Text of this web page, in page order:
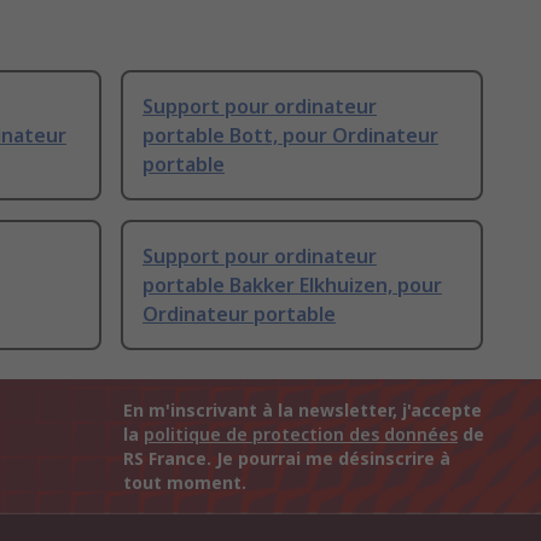
Support pour ordinateur
portable Bott, pour Ordinateur
portable
Support pour ordinateur
portable Bakker Elkhuizen, pour
Ordinateur portable
En m'inscrivant à la newsletter, j'accepte
la politique de protection des données de
RS France. Je pourrai me désinscrire à
tout moment.